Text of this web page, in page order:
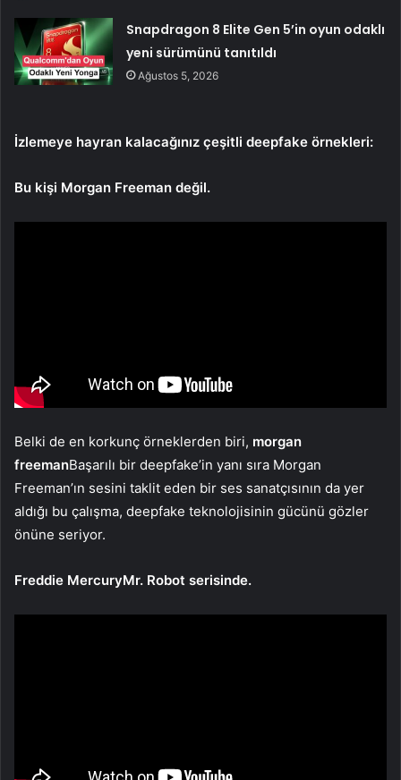
Snapdragon 8 Elite Gen 5’in oyun odaklı
yeni sürümünü tanıtıldı
Ağustos 5, 2026
İzlemeye hayran kalacağınız çeşitli deepfake örnekleri:
Bu kişi Morgan Freeman değil.
Belki de en korkunç örneklerden biri, morgan
freemanBaşarılı bir deepfake’in yanı sıra Morgan
Freeman’ın sesini taklit eden bir ses sanatçısının da yer
aldığı bu çalışma, deepfake teknolojisinin gücünü gözler
önüne seriyor.
Freddie MercuryMr. Robot serisinde.